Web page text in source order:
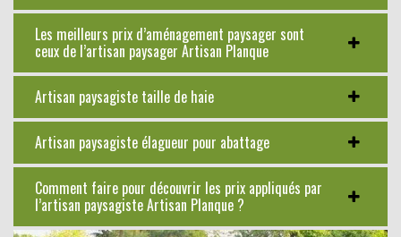
Les meilleurs prix d’aménagement paysager sont
ceux de l’artisan paysager Artisan Planque
Artisan paysagiste taille de haie
Artisan paysagiste élagueur pour abattage
Comment faire pour découvrir les prix appliqués par
l’artisan paysagiste Artisan Planque ?